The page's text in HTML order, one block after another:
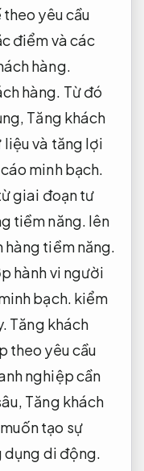
yêu cầu
điểm và các
hàng.
hàng. Từ đó
Tăng khách
và tăng lợi
minh bạch.
giai đoạn tư
tiềm năng. lên
hàng tiềm năng.
hành vi người
bạch. kiểm
Tăng khách
theo yêu cầu
nghiệp cần
Tăng khách
tạo sự
dụng di động.